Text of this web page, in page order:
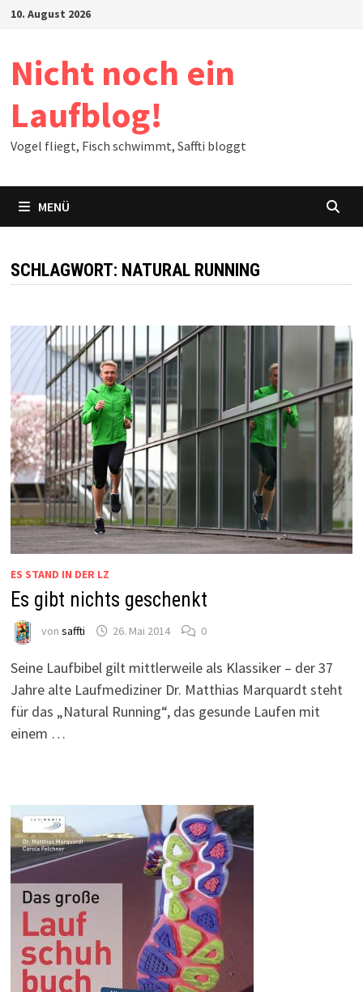
Zum10. August 2026
Nicht noch ein
Laufblog!
Vogel fliegt, Fisch schwimmt, Saffti bloggt
MENÜ
SCHLAGWORT: NATURAL RUNNING
ES STAND IN DER LZ
Es gibt nichts geschenkt
von saffti 26. Mai 2014 0
Seine Laufbibel gilt mittlerweile als Klassiker – der 37
Jahre alte Laufmediziner Dr. Matthias Marquardt steht
für das „Natural Running“, das gesunde Laufen mit
einem …